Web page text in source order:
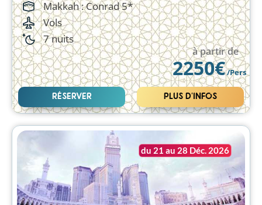
Makkah :Conrad 5*
Vols
7 nuits
à partir de
2250€/Pers
RÉSERVER PLUS D'INFOS
du 21 au 28 Déc. 2026